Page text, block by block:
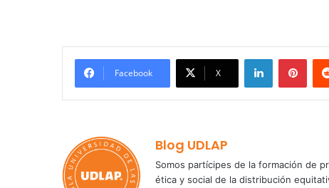
Facebook X
LinkedIn
Blog UDLAP
Somos partícipes de la formación de
ética y social de la distribución